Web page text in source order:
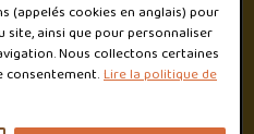
(appelés cookies en anglais) pour
ainsi que pour personnaliser
Nous collectons certaines
Lire la politique de